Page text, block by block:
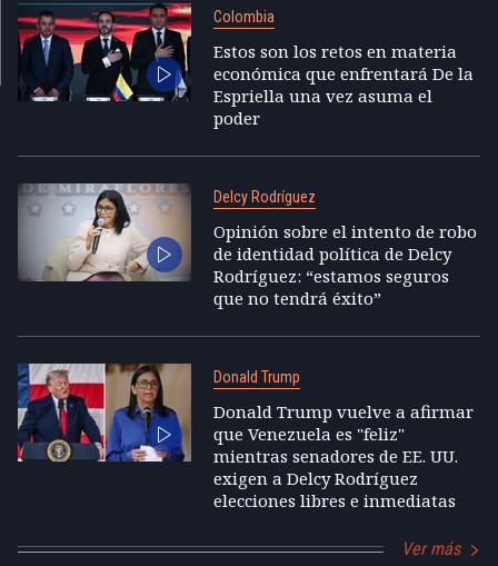
Colombia
Estos son los retos en materia
económica que enfrentará De la
Espriella una vez asuma el
poder
Delcy Rodríguez
Opinión sobre el intento de robo
de identidad política de Delcy
Rodríguez: “estamos seguros
que no tendrá éxito”
Donald Trump
Donald Trump vuelve a afirmar
que Venezuela es "feliz"
mientras senadores de EE. UU.
exigen a Delcy Rodríguez
elecciones libres e inmediatas
Ver más